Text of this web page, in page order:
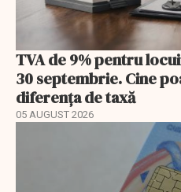
TVA de 9% pentru
30 septembrie. Cine
diferența de taxă
05 AUGUST 2026